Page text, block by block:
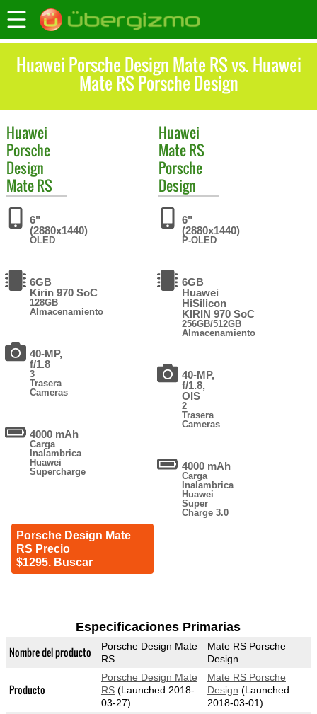
Huawei Porsche Design Mate RS vs. Huawei
Mate RS Porsche Design
Huawei
Porsche
Design
Mate RS
6"
(2880x1440)
OLED
6GB
Kirin 970 SoC
128GB
Almacenamiento
40-MP,
f/1.8
3
Trasera
Cameras
4000 mAh
Carga
Inalambrica
Huawei
Supercharge
Porsche Design Mate
RS Precio
$1295. Buscar
Huawei
Mate RS
Porsche
Design
6"
(2880x1440)
P-OLED
6GB
Huawei
HiSilicon
KIRIN 970 SoC
256GB/512GB
Almacenamiento
40-MP,
f/1.8,
OIS
2
Trasera
Cameras
4000 mAh
Carga
Inalambrica
Huawei
Super
Charge 3.0
Especificaciones Primarias
Nombre del producto
Porsche Design Mate
RS
Mate RS Porsche
Design
Producto
Porsche Design Mate
RS(Launched 2018-
03-27)
Mate RS Porsche
Design (Launched
2018-03-01)